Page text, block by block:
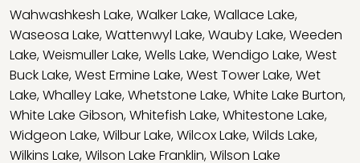
Wahwashkesh Lake,Walker Lake,Wallace Lake,
Waseosa Lake,Wattenwyl Lake,Wauby Lake,Weeden
Lake,Weismuller Lake,Wells Lake,Wendigo Lake,West
Buck Lake,West Ermine Lake,West Tower Lake,Wet
Lake,Whalley Lake,Whetstone Lake,White Lake Burton,
White Lake Gibson,Whitefish Lake,Whitestone Lake,
Widgeon Lake,Wilbur Lake,Wilcox Lake,Wilds Lake,
Wilkins Lake,Wilson Lake Franklin,Wilson Lake